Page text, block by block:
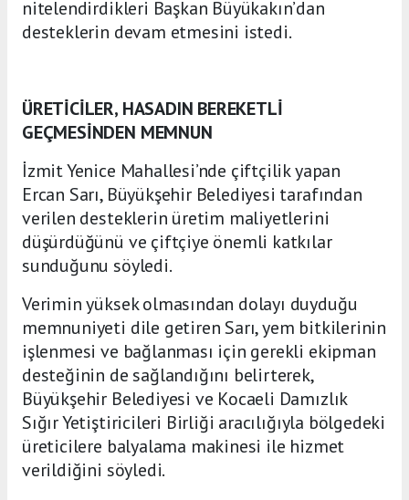
nitelendirdikleri Başkan Büyükakın’dan
desteklerin devam etmesini istedi.
ÜRETİCİLER, HASADIN BEREKETLİ
GEÇMESİNDEN MEMNUN
İzmit Yenice Mahallesi’nde çiftçilik yapan
Ercan Sarı, Büyükşehir Belediyesi tarafından
verilen desteklerin üretim maliyetlerini
düşürdüğünü ve çiftçiye önemli katkılar
sunduğunu söyledi.
Verimin yüksek olmasından dolayı duyduğu
memnuniyeti dile getiren Sarı, yem bitkilerinin
işlenmesi ve bağlanması için gerekli ekipman
desteğinin de sağlandığını belirterek,
Büyükşehir Belediyesi ve Kocaeli Damızlık
Sığır Yetiştiricileri Birliği aracılığıyla bölgedeki
üreticilere balyalama makinesi ile hizmet
verildiğini söyledi.